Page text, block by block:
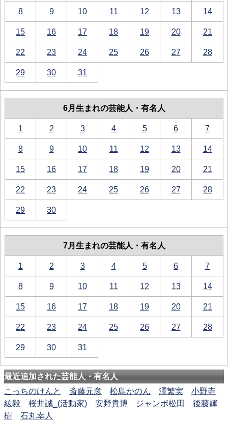
8 9 10 11 12 13 14
15 16 17 18 19 20 21
22 23 24 25 26 27 28
29 30 31
6月生まれの芸能人・有名人
1 2 3 4 5 6 7
8 9 10 11 12 13 14
15 16 17 18 19 20 21
22 23 24 25 26 27 28
29 30
7月生まれの芸能人・有名人
1 2 3 4 5 6 7
8 9 10 11 12 13 14
15 16 17 18 19 20 21
22 23 24 25 26 27 28
29 30 31
最近追加された芸能人・有名人
こっちのけんと
斎藤元彦 松島かのん 澤繁実
小野寺
紘毅
桜井誠_(活動家) 安野貴博 ジャンボ松田
後藤輝
樹
石丸幸人